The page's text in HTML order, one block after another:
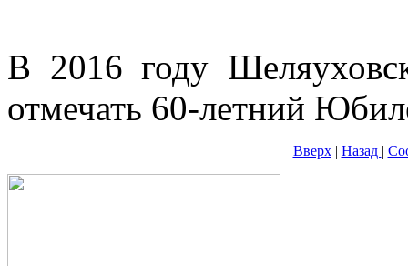
В 2016 году
отмечать 60-летний
Вверх| Назад |